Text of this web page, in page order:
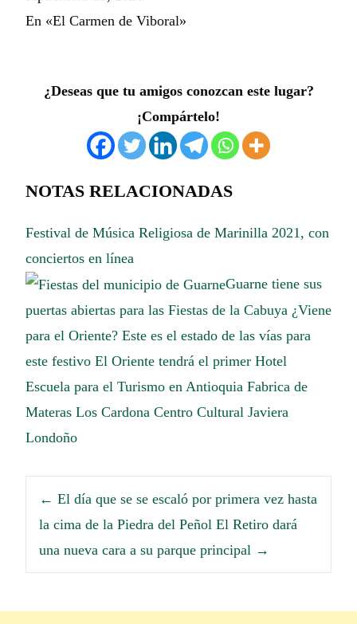
En «El Carmen de Viboral»
¿Deseas que tu amigos conozcan este lugar?
¡Compártelo!
NOTAS RELACIONADAS
Festival de Música Religiosa de Marinilla 2021, con
conciertos en línea
Guarne tiene sus
puertas abiertas para las Fiestas de la Cabuya ¿Viene
para el Oriente? Este es el estado de las vías para
este festivo El Oriente tendrá el primer Hotel
Escuela para el Turismo en Antioquia Fabrica de
Materas Los Cardona Centro Cultural Javiera
Londoño
← El día que se se escaló por primera vez hasta
la cima de la Piedra del Peñol El Retiro dará
una nueva cara a su parque principal →